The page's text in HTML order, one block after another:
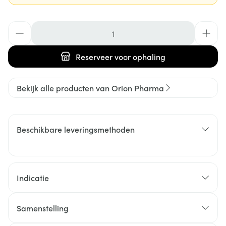
Reserveervoor ophaling
Bekijk alle producten van Orion Pharma
Beschikbare leveringsmethoden
Indicatie
Samenstelling